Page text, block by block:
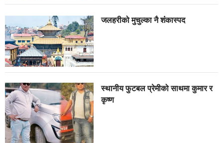
जलहरीको मुचुल्का नै शंंकास्पद
स्थानीय फुटबल प्रेमीको साथमा कुमार र
कृष्ण